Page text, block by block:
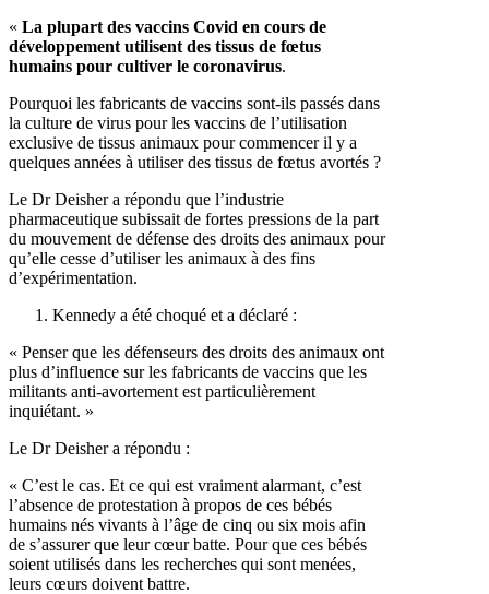
« La plupart des vaccins Covid en cours de
développement utilisent des tissus de fœtus
humains pour cultiver le coronavirus.
Pourquoi les fabricants de vaccins sont-ils passés dans
la culture de virus pour les vaccins de l’utilisation
exclusive de tissus animaux pour commencer il y a
quelques années à utiliser des tissus de fœtus avortés ?
Le Dr Deisher a répondu que l’industrie
pharmaceutique subissait de fortes pressions de la part
du mouvement de défense des droits des animaux pour
qu’elle cesse d’utiliser les animaux à des fins
d’expérimentation.
Kennedy a été choqué et a déclaré :
« Penser que les défenseurs des droits des animaux ont
plus d’influence sur les fabricants de vaccins que les
militants anti-avortement est particulièrement
inquiétant. »
Le Dr Deisher a répondu :
« C’est le cas. Et ce qui est vraiment alarmant, c’est
l’absence de protestation à propos de ces bébés
humains nés vivants à l’âge de cinq ou six mois afin
de s’assurer que leur cœur batte. Pour que ces bébés
soient utilisés dans les recherches qui sont menées,
leurs cœurs doivent battre.